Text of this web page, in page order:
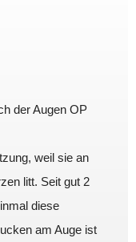
der Augen OP
weil sie an
litt. Seit gut 2
diese
am Auge ist